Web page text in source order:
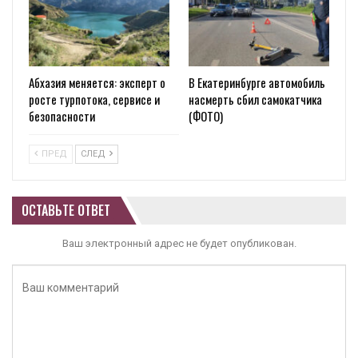
Абхазия меняется: эксперт о
росте турпотока, сервисе и
безопасности
В Екатеринбурге автомобиль
насмерть сбил самокатчика
(ФОТО)
ПРЕД СЛЕД
ОСТАВЬТЕ ОТВЕТ
Ваш электронный адрес не будет опубликован.